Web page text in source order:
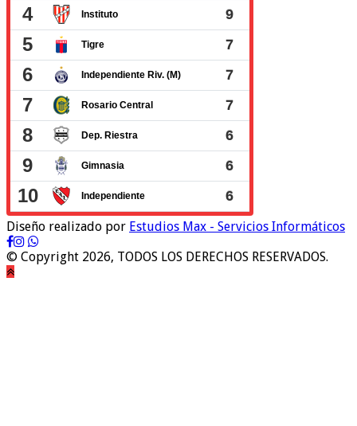
Diseño realizado por Estudios Max - Servicios Informáticos
© Copyright 2026, TODOS LOS DERECHOS RESERVADOS.